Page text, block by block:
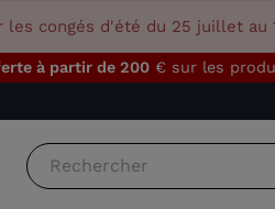
congés d'été du 25 juillet au
à partir de 200 € sur les